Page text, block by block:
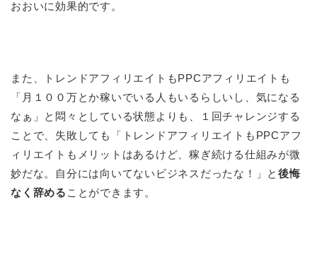
おおいに効果的です。
また、トレンドアフィリエイトもPPCアフィリエイトも
「月１００万とか稼いでいる人もいるらしいし、気になる
なぁ」と悶々としている状態よりも、１回チャレンジする
ことで、失敗しても「トレンドアフィリエイトもPPCアフ
ィリエイトもメリットはあるけど、稼ぎ続ける仕組みが微
妙だな。自分には向いてないビジネスだったな！」と後悔
なく辞める ことができます。